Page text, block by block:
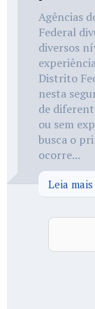
Agências
Federal
diversos
Distrito
nesta
de
ou sem
busca o
ocorre...
Leia mais